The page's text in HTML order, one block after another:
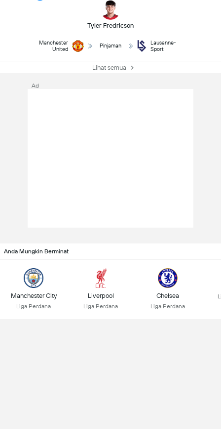
Tyler Fredricson
Manchester
United
Pinjaman
Lausanne-
Sport
Lihat semua
Ad
Anda Mungkin Berminat
Manchester City
Liga Perdana
Liverpool
Liga Perdana
Chelsea
Liga Perdana